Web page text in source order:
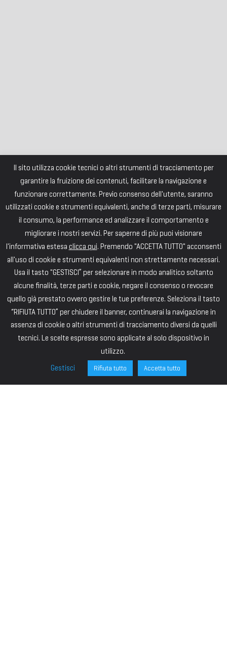
Il sito utilizza cookie tecnici o altri strumenti di tracciamento per
garantire la fruizione dei contenuti, facilitare la navigazione e
funzionare correttamente. Previo consenso dell'utente, saranno
utilizzati cookie e strumenti equivalenti, anche di terze parti, misurare
il consumo, la performance ed analizzare il comportamento e
migliorare i nostri servizi. Per saperne di più puoi visionare
l'informativa estesa clicca qui. Premendo "ACCETTA TUTTO" acconsenti
all'uso di cookie e strumenti equivalenti non strettamente necessari.
Usa il tasto "GESTISCI” per selezionare in modo analitico soltanto
alcune finalità, terze parti e cookie, negare il consenso o revocare
quello già prestato ovvero gestire le tue preferenze. Seleziona il tasto
“RIFIUTA TUTTO” per chiudere il banner, continuerai la navigazione in
assenza di cookie o altri strumenti di tracciamento diversi da quelli
tecnici. Le scelte espresse sono applicate al solo dispositivo in
utilizzo.
Gestisci
Rifiuta tutto Accetta tutto